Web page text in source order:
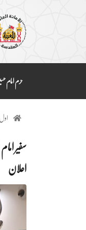
حرم امام
سفیر
اعلان